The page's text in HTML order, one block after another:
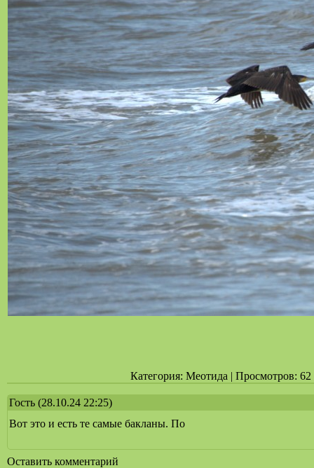
Категория: Меотида | Просмотров:
Гость (28.10.24 22:25)
Вот это и есть те самые бакланы. По
Оставить комментарий